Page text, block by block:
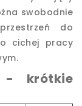
swobodnie
do
cichej pracy
- krótkie